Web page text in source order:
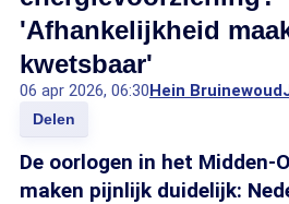
'Afhankelijkheid
kwetsbaar'
06 apr 2026, 06:30Hein Bruinewoud
Delen
De oorlogen in het Midden-
maken pijnlijk duidelijk: